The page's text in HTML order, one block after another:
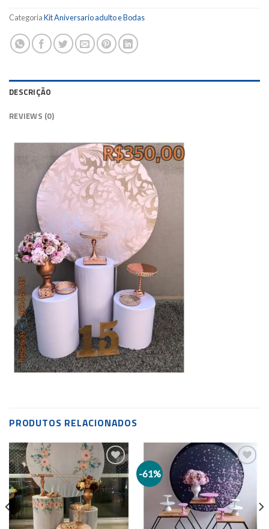
CategoriaKit Aniversario adulto e Bodas
DESCRIÇÃO
REVIEWS (0)
PRODUTOS RELACIONADOS
Add to
wishlist
-61%
Add to
wishlist